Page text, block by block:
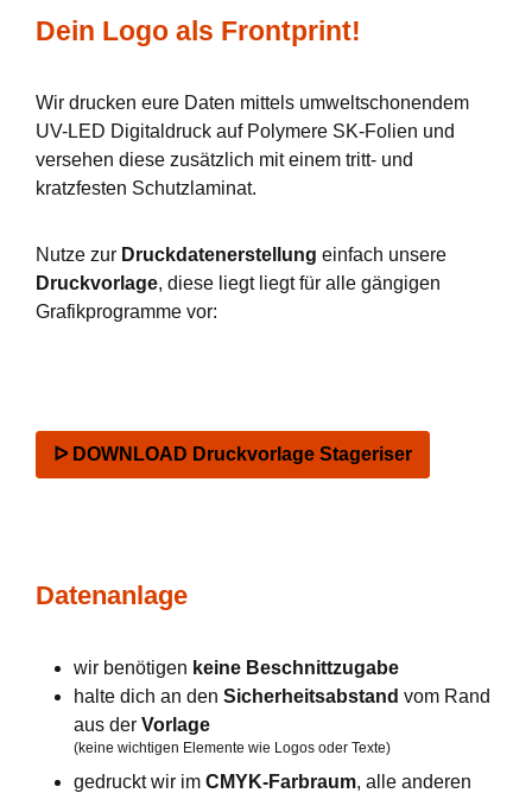
Dein Logo als Frontprint!
Wir drucken eure Daten mittels umweltschonendem
UV-LED Digitaldruck auf Polymere SK-Folien und
versehen diese zusätzlich mit einem tritt- und
kratzfesten Schutzlaminat.
Nutze zur Druckdatenerstellung einfach unsere
Druckvorlage, diese liegt liegt für alle gängigen
Grafikprogramme vor:
ᐅ DOWNLOAD Druckvorlage Stageriser
Datenanlage
wir benötigen keine Beschnittzugabe
halte dich an den Sicherheitsabstand vom Rand
aus der Vorlage
(keine wichtigen Elemente wie Logos oder Texte)
gedruckt wir im CMYK-Farbraum, alle anderen